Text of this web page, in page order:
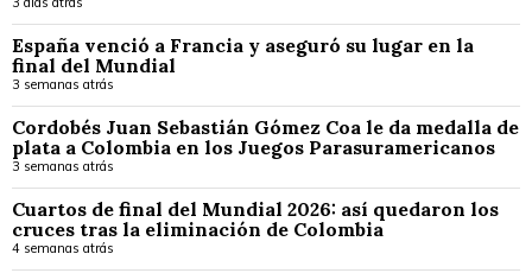
España venció a Francia y aseguró su lugar en la
final del Mundial
3 semanas atrás
Cordobés Juan Sebastián Gómez Coa le da medalla de
plata a Colombia en los Juegos Parasuramericanos
3 semanas atrás
Cuartos de final del Mundial 2026: así quedaron los
cruces tras la eliminación de Colombia
4 semanas atrás